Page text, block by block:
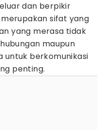
dan berpikir
sifat yang
yang merasa tidak
maupun
untuk berkomunikasi
penting.